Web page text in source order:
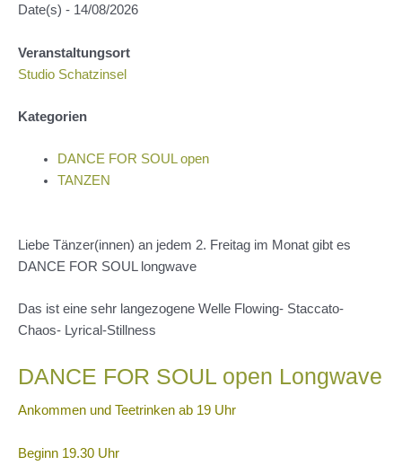
Date(s) - 14/08/2026
Veranstaltungsort
Studio Schatzinsel
Kategorien
DANCE FOR SOUL open
TANZEN
Liebe Tänzer(innen) an jedem 2. Freitag im Monat gibt es
DANCE FOR SOUL longwave
Das ist eine sehr langezogene Welle Flowing- Staccato-
Chaos- Lyrical-Stillness
DANCE FOR SOUL open Longwave
Ankommen und Teetrinken ab 19 Uhr
Beginn 19.30 Uhr